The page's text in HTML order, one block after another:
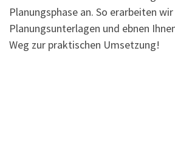
Planungsphase an. So erarbeiten
Planungsunterlagen und ebnen
Weg zur praktischen Umsetzung!